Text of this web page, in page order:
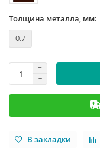
Толщина металла, мм:
0.7
В закладки